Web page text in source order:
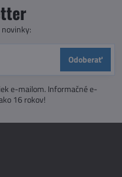
Odoberať
e-mailom. Informačné e-
16 rokov!